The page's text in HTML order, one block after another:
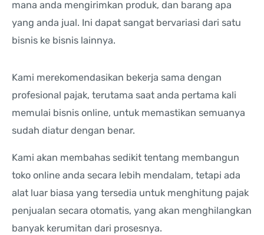
mana anda mengirimkan produk, dan barang apa
yang anda jual. Ini dapat sangat bervariasi dari satu
bisnis ke bisnis lainnya.
Kami merekomendasikan bekerja sama dengan
profesional pajak, terutama saat anda pertama kali
memulai bisnis online, untuk memastikan semuanya
sudah diatur dengan benar.
Kami akan membahas sedikit tentang membangun
toko online anda secara lebih mendalam, tetapi ada
alat luar biasa yang tersedia untuk menghitung pajak
penjualan secara otomatis, yang akan menghilangkan
banyak kerumitan dari prosesnya.